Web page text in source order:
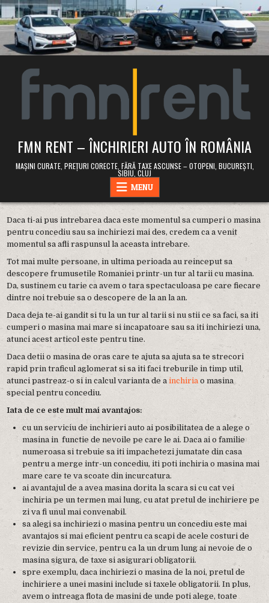
Skip
to
content
FMN RENT – ÎNCHIRIERI AUTO ÎN ROMÂNIA
MAȘINI CURATE, PREȚURI CORECTE, FĂRĂ TAXE ASCUNSE – OTOPENI, BUCUREȘTI,
SIBIU, CLUJ
MENU
Daca ti-ai pus intrebarea daca este momentul sa cumperi o masina
pentru concediu sau sa inchiriezi mai des, credem ca a venit
momentul sa afli raspunsul la aceasta intrebare.
Tot mai multe persoane, in ultima perioada au reinceput sa
descopere frumusetile Romaniei printr-un tur al tarii cu masina.
Da, sustinem cu tarie ca avem o tara spectaculoasa pe care fiecare
dintre noi trebuie sa o descopere de la an la an.
Daca deja te-ai gandit si tu la un tur al tarii si nu stii ce sa faci, sa iti
cumperi o masina mai mare si incapatoare sau sa iti inchiriezi una,
atunci acest articol este pentru tine.
Daca detii o masina de oras care te ajuta sa ajuta sa te strecori
rapid prin traficul aglomerat si sa iti faci treburile in timp util,
atunci pastreaz-o si in calcul varianta de ainchiria o masina
special pentru concediu.
Iata de ce este mult mai avantajos:
cu un serviciu de inchirieri auto ai posibilitatea de a alege o
masina in functie de nevoile pe care le ai. Daca ai o familie
numeroasa si trebuie sa iti impachetezi jumatate din casa
pentru a merge intr-un concediu, iti poti inchiria o masina mai
mare care te va scoate din incurcatura.
ai avantajul de a avea masina dorita la scara si cu cat vei
inchiria pe un termen mai lung, cu atat pretul de inchiriere pe
zi va fi unul mai convenabil.
sa alegi sa inchiriezi o masina pentru un concediu este mai
avantajos si mai eficient pentru ca scapi de acele costuri de
revizie din service, pentru ca la un drum lung ai nevoie de o
masina sigura, de taxe si asigurari obligatorii.
spre exemplu, daca inchiriezi o masina de la noi, pretul de
inchiriere a unei masini include si taxele obligatorii. In plus,
avem o intreaga flota de masini de unde poti alege, toate